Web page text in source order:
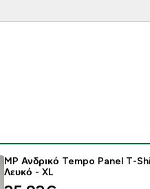
MP Ανδρικό Tempo Panel T-
Λευκό - XL